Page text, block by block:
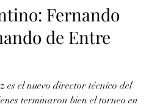
Fernando
de Entre
el nuevo director técnico del
terminaron bien el torneo en